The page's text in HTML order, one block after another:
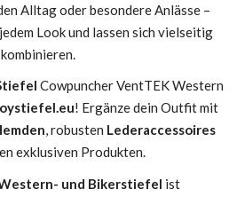
Alltag oder besondere Anlässe –
Look und lassen sich vielseitig
kombinieren.
Cowpuncher VentTEK Western
! Ergänze dein Outfit mit
, robusten Lederaccessoires
exklusiven Produkten.
und Bikerstiefel ist